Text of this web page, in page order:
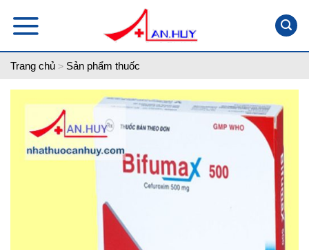
Trang chủ > Sản phẩm thuốc